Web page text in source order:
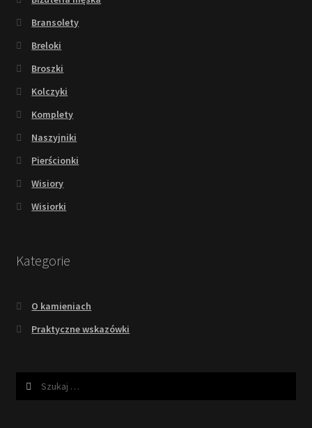
Bransolety
Breloki
Broszki
Kolczyki
Komplety
Naszyjniki
Pierścionki
Wisiory
Wisiorki
Kategorie
O kamieniach
Praktyczne wskazówki